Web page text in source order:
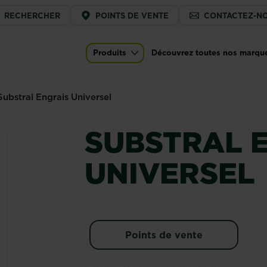
RECHERCHER POINTS DE VENTE CONTACTEZ-
Main navigation
Produits Découvrez toutes nos
Engrais Universel
SUBSTRAL
UNIVERSEL
Points de vente